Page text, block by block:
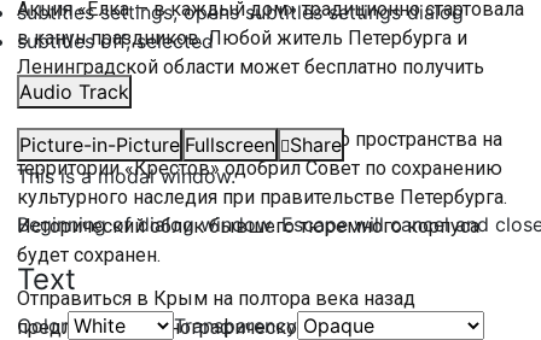
subtitles settings, opens subtitles settings dialog
subtitles off, selected
Audio Track
Picture-in-Picture Fullscreen
Share
This is a modal window.
Beginning of dialog window. Escape will cancel and
Text
Color Transparency
Акция «Елка — в каждый дом» традиционно стартовала
в канун праздников. Любой житель Петербурга и
Ленинградской области может бесплатно получить
живую ель.
Концепцию создания современного пространства на
территории «Крестов» одобрил Совет по сохранению
культурного наследия при правительстве Петербурга.
Исторический облик бывшего тюремного корпуса
будет сохранен.
Отправиться в Крым на полтора века назад
предлагают в Этнографическом музее. Увидеть